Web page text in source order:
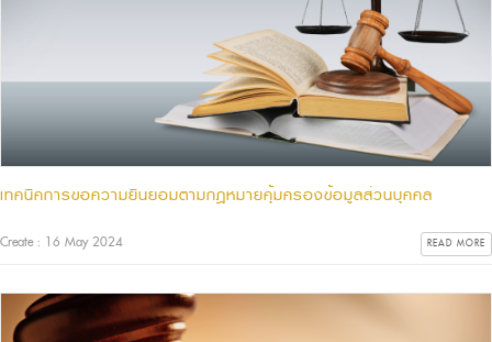
เทคนิคการขอความยินยอมตามกฎหมายคุ้มครองข้อมูลส่วนบุคคล
Create : 16 May 2024 READ MORE